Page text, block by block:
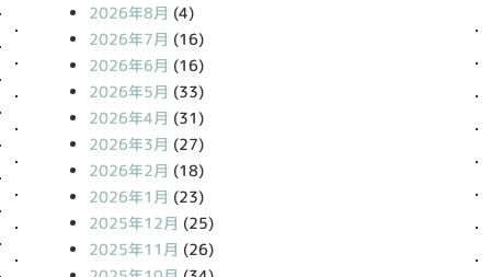
2026年8月 (4)
2026年7月 (16)
2026年6月 (16)
2026年5月 (33)
2026年4月 (31)
2026年3月 (27)
2026年2月 (18)
2026年1月 (23)
2025年12月 (25)
2025年11月 (26)